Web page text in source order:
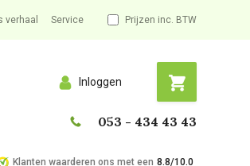
verhaal Service Prijzen inc. BTW
Inloggen
053 - 434 43 43
Klanten waarderen ons met een 8.8/10.0